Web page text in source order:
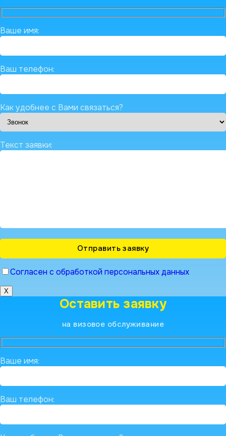
Ваше имя:
Ваш телефон:
Как удобнее с Вами связаться?
Текст заявки:
Согласен с обработкой персональных данных
X
Оставить заявку
на визовое обслуживание
Ваше имя:
Ваш телефон: